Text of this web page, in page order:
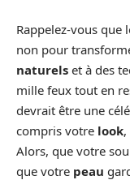
Rappelez-vous que
non pour
naturels et à des
mille feux tout en
devrait être une
compris votre look
Alors, que votre
que votre peau